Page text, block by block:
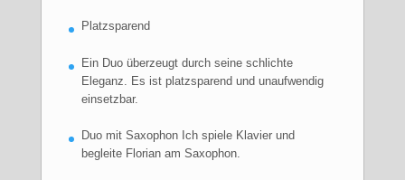
Platzsparend
Ein Duo überzeugt durch seine schlichte
Eleganz. Es ist platzsparend und unaufwendig
einsetzbar.
Duo mit Saxophon Ich spiele Klavier und
begleite Florian am Saxophon.